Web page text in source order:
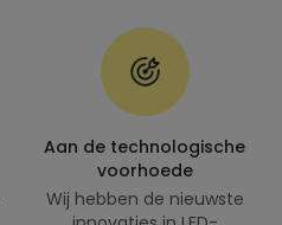
Aan de technologische
voorhoede
Wij hebben de nieuwste